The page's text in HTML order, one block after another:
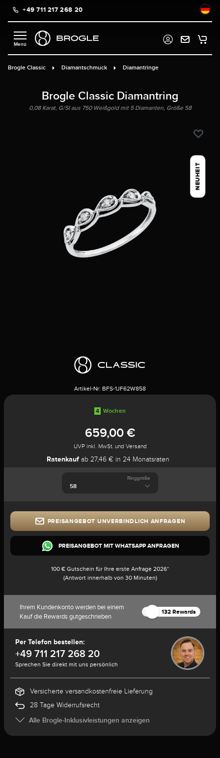
springen
+49 711 217 268 20
Brogle Classic Diamantschmuck Diamantringe
Brogle Classic Diamantring
0,08 Karat, G/SI aus 750 Weißgold mit 5 Diamanten, Größe 58
NEUHEIT
Artikel-Nr: BFS-1JF62W858
4 Wochen
659,00 €
UVP inkl. MwSt. und Versand
Ratenkauf ab 27,46 € in 24 Monatsraten
Ringgröße
PREISANGEBOT UNVERBINDLICH ANFRAGEN
PREISANGEBOT MIT WHATSAPP ANFRAGEN
100 € Gutschein für Ihre erste Anfrage 2026*
(Antwort innerhalb von 30 Minuten)
Ihrem Kundenkonto werden bei einem
Kauf die Rewards gutgeschrieben
132 Rewards
Per Telefon bestellen:
+49 711 217 268 20
Sprechen Sie direkt mit uns persönlich
Versicherte versandkostenfreie Lieferung
28 Tage Widerrufsrecht
Alle Brogle-Inklusivleistungen anzeigen